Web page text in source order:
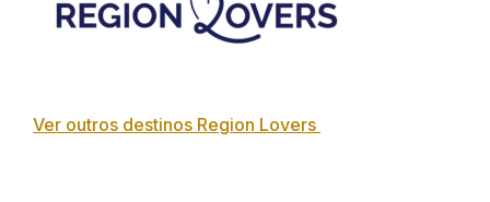
Ver outros destinos Region Lovers